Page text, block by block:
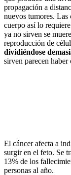
propagación a
nuevos tumores. Las
cuerpo así lo
ya no sirven se
reproducción de
dividiéndose
sirven parecen
El cáncer afecta a
surgir en el feto. Se
13% de los
personas al año.